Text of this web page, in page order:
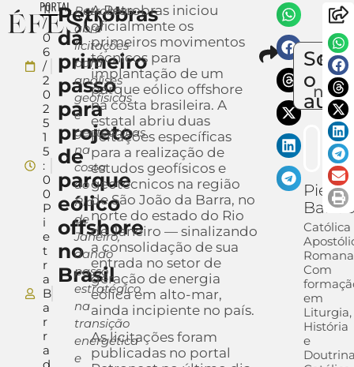
11
/
0
6
/
2
0
2
5
1
5
:
0
0
P
i
e
t
r
a
B
a
r
r
a
Petrobras
dá
primeiro
passo
para
projeto
de
parque
eólico
offshore
no
Brasil
Petrobras
abre
licitações
para
análises
geofísicas
e
geotécnicas
na
costa
do
Rio
de
Janeiro,
dando
passo
estratégico
na
transição
energética
e
A Petrobras iniciou
oficialmente os
primeiros movimentos
técnicos para
implantação de um
parque eólico offshore
na costa brasileira. A
estatal abriu duas
licitações específicas
para a realização de
estudos geofísicos e
geotécnicos na região
de São João da Barra, no
norte do estado do Rio
de Janeiro — sinalizando
a consolidação de sua
entrada no setor de
geração de energia
eólica em alto-mar,
ainda incipiente no país.
As licitações foram
publicadas no portal
o
Pietra
Católica
Com
em
Liturgia,
História
e